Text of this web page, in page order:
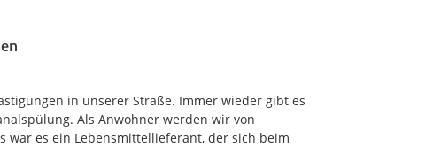
in unserer Straße. Immer wieder gibt es
Als Anwohner werden wir von
war es ein Lebensmittellieferant, der sich beim